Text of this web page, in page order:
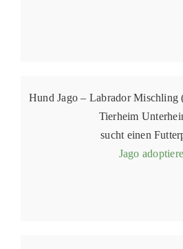
Hund Jago – Labrador Mischling
Tierheim
sucht einen
Jago